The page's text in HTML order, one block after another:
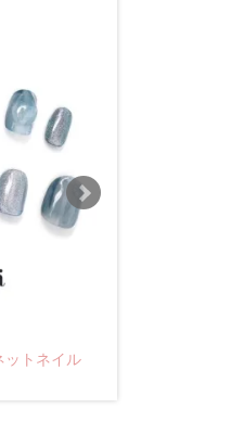
ットネイル